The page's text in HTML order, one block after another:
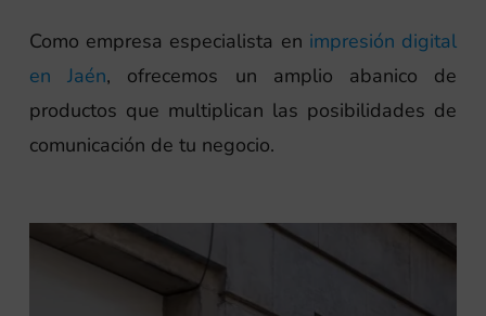
Como empresa especialista en impresión digital
en Jaén, ofrecemos un amplio abanico de
productos que multiplican las posibilidades de
comunicación de tu negocio.